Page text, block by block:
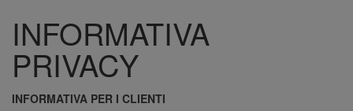
INFORMATIVA
PRIVACY
INFORMATIVA PER I CLIENTI